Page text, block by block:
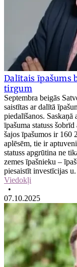
Dalītais īpašums
tirgum
Septembra beigās
saistītas ar dalītā
piedalīšanos. Saskaņā
īpašuma statuss
šajos īpašumos ir
aplēsēm, tie ir
statuss apgrūtina ne
zemes īpašnieku –
piesaistīt investīcijas
Viedokļi
•
07.10.2025